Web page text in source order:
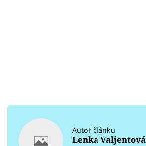
Autor článku
Lenka Valjentová